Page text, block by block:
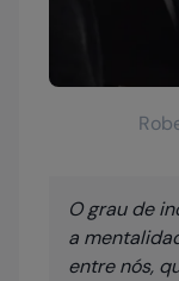
O grau de
a
entre nós,